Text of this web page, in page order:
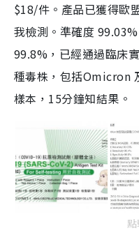
$18/件。產品已獲得歐
我檢測。準確度
99.8%，已經通過臨床
種毒株，包括Omicron
樣本，15分鐘知結果。